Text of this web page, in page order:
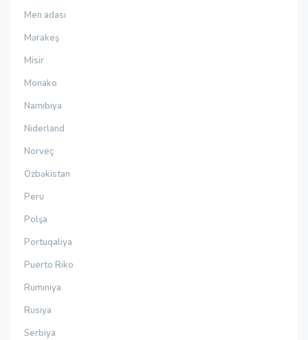
Men adası
Mərakeş
Misir
Monako
Namibiya
Niderland
Norveç
Özbəkistan
Peru
Polşa
Portuqaliya
Puerto Riko
Rumıniya
Rusiya
Serbiya